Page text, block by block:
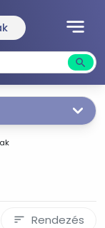
notes
search
28 847 Ft
sort Rendezés